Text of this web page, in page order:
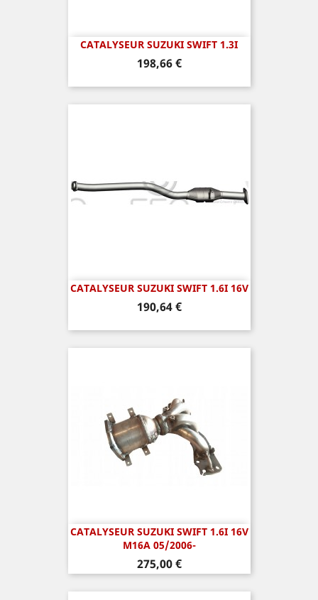
CATALYSEUR SUZUKI SWIFT 1.3I
Prix
198,66 €
CATALYSEUR SUZUKI SWIFT 1.6I 16V
Prix
190,64 €
CATALYSEUR SUZUKI SWIFT 1.6I 16V
M16A 05/2006-
Prix
275,00 €